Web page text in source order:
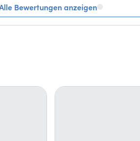
Bewertungen anzeigen